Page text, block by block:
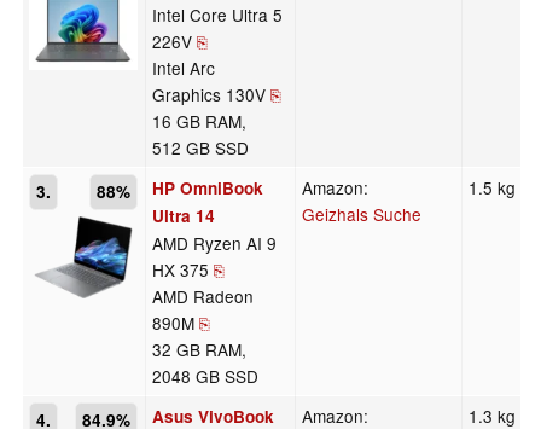
Intel Core Ultra 5
226V ⎘
Intel Arc
Graphics 130V ⎘
16 GB RAM,
512 GB SSD
3. 88%
HP OmniBook
Ultra 14
AMD Ryzen AI 9
HX 375 ⎘
AMD Radeon
890M ⎘
32 GB RAM,
2048 GB SSD
Amazon:
Geizhals Suche
1.5 kg
4. 84.9% Asus VivoBook Amazon: 1.3 kg